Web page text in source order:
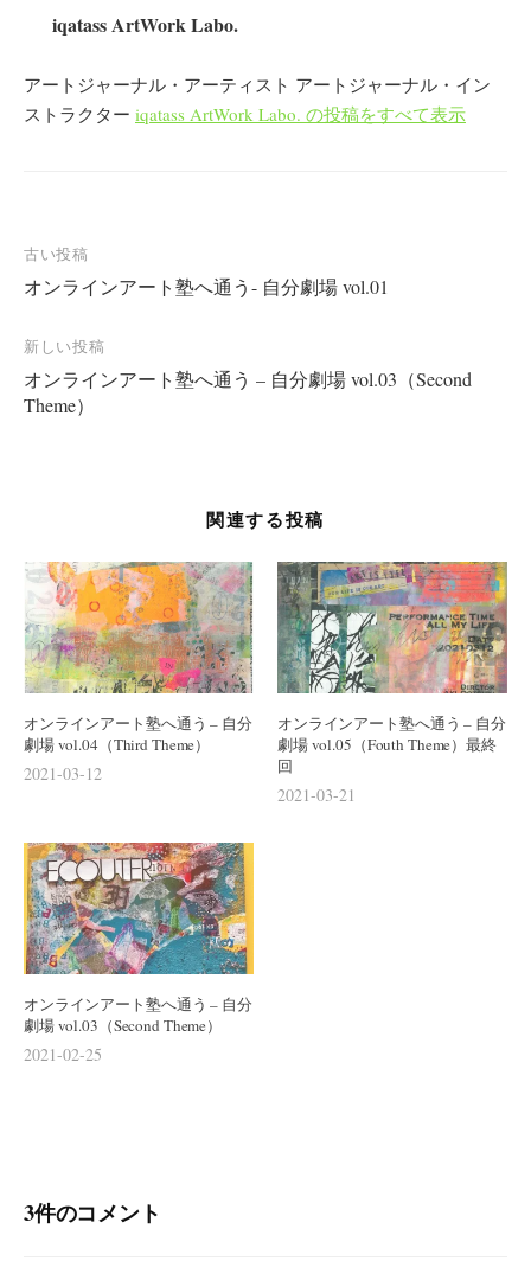
iqatass ArtWork Labo.
アートジャーナル・アーティスト アートジャーナル・イン
ストラクター iqatass ArtWork Labo. の投稿をすべて表示
投
稿
ナ
ビ
ゲ
古い投稿
オンラインアート塾へ通う- 自分劇場 vol.01
新しい投稿
オンラインアート塾へ通う – 自分劇場 vol.03（Second
Theme）
関連する投稿
オンラインアート塾へ通う – 自分
劇場 vol.04（Third Theme）
2021-03-12
オンラインアート塾へ通う – 自分
劇場 vol.05（Fouth Theme）最終
回
2021-03-21
オンラインアート塾へ通う – 自分
劇場 vol.03（Second Theme）
2021-02-25
3件のコメント